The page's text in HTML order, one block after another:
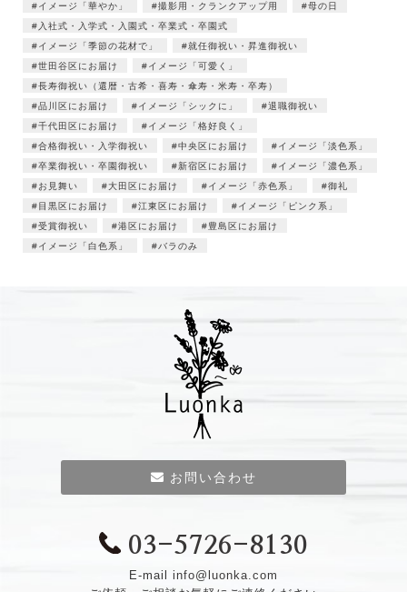
イメージ「華やか」
撮影用・クランクアップ用
母の日
入社式・入学式・入園式・卒業式・卒園式
イメージ「季節の花材で」
就任御祝い・昇進御祝い
世田谷区にお届け
イメージ「可愛く」
長寿御祝い（還暦・古希・喜寿・傘寿・米寿・卒寿）
品川区にお届け
イメージ「シックに」
退職御祝い
千代田区にお届け
イメージ「格好良く」
合格御祝い・入学御祝い
中央区にお届け
イメージ「淡色系」
卒業御祝い・卒園御祝い
新宿区にお届け
イメージ「濃色系」
お見舞い
大田区にお届け イメージ「赤色系」
御礼
目黒区にお届け
江東区にお届け
イメージ「ピンク系」
受賞御祝い
港区にお届け
豊島区にお届け
イメージ「白色系」
バラのみ
お問い合わせ
03-5726-8130
E-mail info@luonka.com